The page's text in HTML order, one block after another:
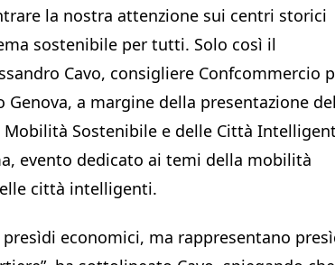
la nostra attenzione sui centri storici
sostenibile per tutti. Solo così il
Cavo, consigliere Confcommercio
a margine della presentazione
Mobilità Sostenibile e delle Città
evento dedicato ai temi della mobilità
città intelligenti.
economici, ma rappresentano